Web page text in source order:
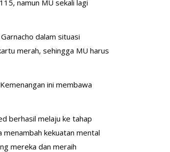
namun MU sekali lagi
dalam situasi
merah, sehingga MU harus
ini membawa
berhasil melaju ke tahap
kekuatan mental
mereka dan meraih